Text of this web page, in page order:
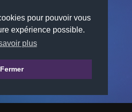
pour pouvoir vous
expérience possible.
plus
Fermer